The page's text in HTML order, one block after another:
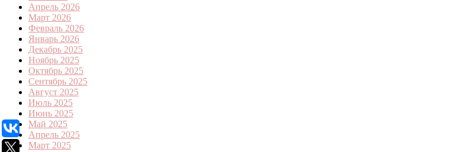
Апрель 2026
Март 2026
Февраль 2026
Январь 2026
Декабрь 2025
Ноябрь 2025
Октябрь 2025
Сентябрь 2025
Август 2025
Июль 2025
Июнь 2025
Май 2025
Апрель 2025
Март 2025